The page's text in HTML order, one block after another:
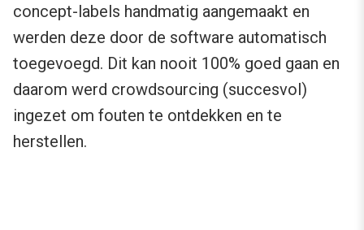
concept-labels handmatig aangemaakt en
werden deze door de software automatisch
toegevoegd. Dit kan nooit 100% goed gaan en
daarom werd crowdsourcing (succesvol)
ingezet om fouten te ontdekken en te
herstellen.